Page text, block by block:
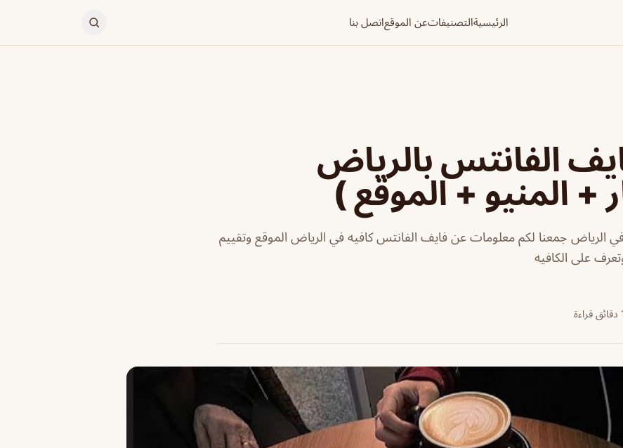
الرئيسيةالتصنيفاتعن الموقعاتصل بنا
الفانتس بالرياض
+ المنيو + الموقع )
الرياض جمعنا لكم معلومات عن فايف الفانتس كافيه في الرياض الموقع وتقييم
على الكافيه